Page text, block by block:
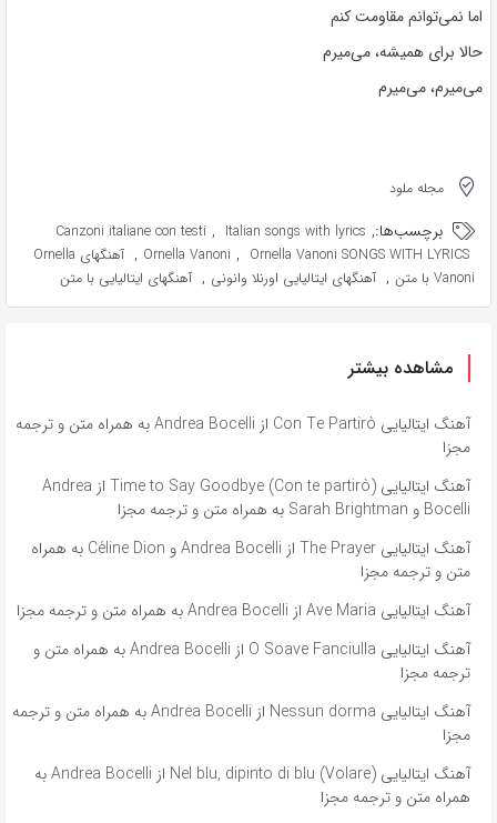
اما نمی‌توانم مقاومت کنم
حالا برای همیشه، می‌میرم
می‌میرم، می‌میرم
مجله ملود
برچسب‌ها: Canzoni italiane con testi , Italian songs with lyrics ,
Ornella Vanoni , Ornella Vanoni SONGS WITH LYRICS
,
آهنگهای Ornella
Vanoni با متن
, آهنگهای ایتالیایی اورنلا وانونی , آهنگهای ایتالیایی با متن
مشاهده بیشتر
آهنگ ایتالیایی Con Te Partirò از Andrea Bocelli به همراه متن و ترجمه
مجزا
آهنگ ایتالیایی Time to Say Goodbye (Con te partirò) از Andrea
Bocelli و Sarah Brightman به همراه متن و ترجمه مجزا
آهنگ ایتالیایی The Prayer از Andrea Bocelli و Céline Dion به همراه
متن و ترجمه مجزا
آهنگ ایتالیایی Ave Maria از Andrea Bocelli به همراه متن و ترجمه مجزا
آهنگ ایتالیایی O Soave Fanciulla از Andrea Bocelli به همراه متن و
ترجمه مجزا
آهنگ ایتالیایی Nessun dorma از Andrea Bocelli به همراه متن و ترجمه
مجزا
آهنگ ایتالیایی Nel blu, dipinto di blu (Volare) از Andrea Bocelli به
همراه متن و ترجمه مجزا